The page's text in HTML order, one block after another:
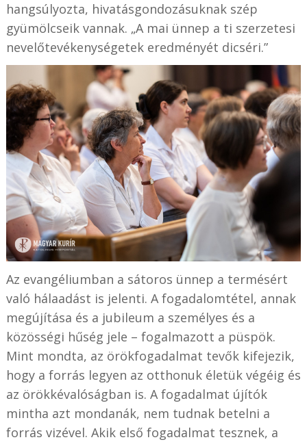
hangsúlyozta, hivatásgondozásuknak szép
gyümölcseik vannak. „A mai ünnep a ti szerzetesi
nevelőtevékenységetek eredményét dicséri.”
Az evangéliumban a sátoros ünnep a termésért
való hálaadást is jelenti. A fogadalomtétel, annak
megújítása és a jubileum a személyes és a
közösségi hűség jele – fogalmazott a püspök.
Mint mondta, az örökfogadalmat tevők kifejezik,
hogy a forrás legyen az otthonuk életük végéig és
az örökkévalóságban is. A fogadalmat újítók
mintha azt mondanák, nem tudnak betelni a
forrás vizével. Akik első fogadalmat tesznek, a